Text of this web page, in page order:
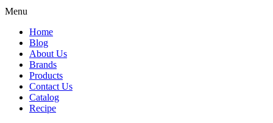
Menu
Home
Blog
About Us
Brands
Products
Contact Us
Catalog
Recipe